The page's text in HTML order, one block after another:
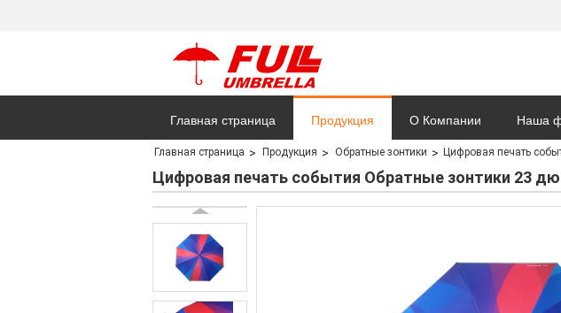
Главная страница Продукция О Компании Наша
Новости Карта
Главная страница Продукция Обратные зонтики Цифровая печать
Цифровая печать события Обратные зонтики 23